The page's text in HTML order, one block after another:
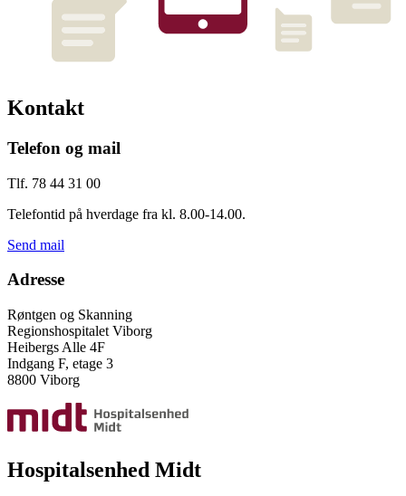
Kontakt
Telefon og mail
Tlf. 78 44 31 00
Telefontid på hverdage fra kl. 8.00-14.00.
Send mail
Adresse
Røntgen og Skanning
Regionshospitalet Viborg
Heibergs Alle 4F
Indgang F, etage 3
8800 Viborg
Hospitalsenhed Midt